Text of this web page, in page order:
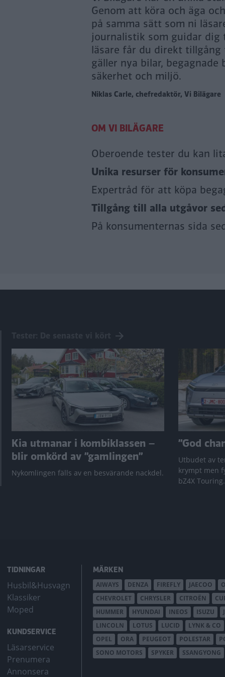
Genom att köra och äga
på samma sätt som ni
journalistik som guidar dig
läsare får du direkt
gäller nya bilar,
säkerhet och miljö.
Niklas Carle, chefredaktör, Vi Bilägare
Oberoende tester du kan
Unika resurser för
Expertråd för att köpa
Tillgång till alla utgåvor
På konsumenternas sida
Kia utmanar i kombiklassen –
blir omkörd av ”gamlingen”
Nykomlingen fälls av en besvärande nackdel.
”God
Utbudet av
krympt men
bZ4X
TIDNINGAR
Husbil&Husvagn
Klassiker
Moped
KUNDSERVICE
Läsarservice
Prenumera
Annonsera
MÄRKEN
AIWAYS DENZA FIREFLY JAECOO
CHEVROLET
CHRYSLER CITROËN
HUMMER
HYUNDAI INEOS ISUZU
LINCOLN
LOTUS LUCID LYNK & CO
OPEL
ORA PEUGEOT POLESTAR
SONO MOTORS
SPYKER SSANGYONG